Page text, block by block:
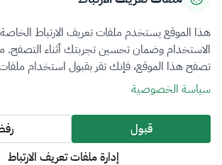
سياسة الخصوصيةشروط الاستخدامخريطة الموقع
جميع الحقوق محفوظة 2026 © ZATCA.GOV.SA
تم تطويره وصيانته بواسطة هيئة الزكاة والضريبة والجمارك
آخر تحديث للموقع في
هذا الموقع يستخدم ملفات تعريف الارتباط
الاستخدام وضمان تحسين تجربتك أثناء التصفح.
تصفح هذا الموقع، فإنك تقر بقبول استخدام ملفات
سياسة الخصوصية
قبول
إدارة ملفات تعريف الارتباط